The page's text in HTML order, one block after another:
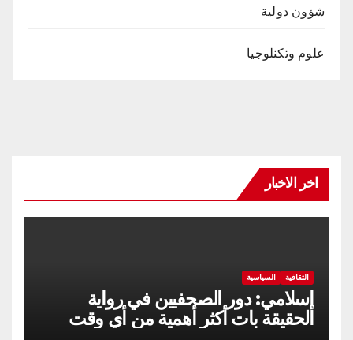
شؤون دولية
علوم وتكنلوجيا
اخر الاخبار
الثقافية السياسية
إسلامي: دور الصحفيين في رواية
الحقيقة بات أكثر أهمية من أي وقت